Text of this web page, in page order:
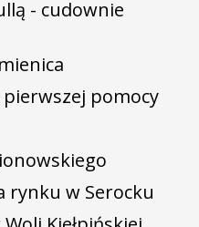
- cudownie
pomocy
rynku w Serocku